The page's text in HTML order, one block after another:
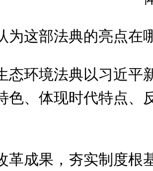
为这部法典的亮点在
态环境法典以习近平
色、体现时代特点、
革成果，夯实制度根